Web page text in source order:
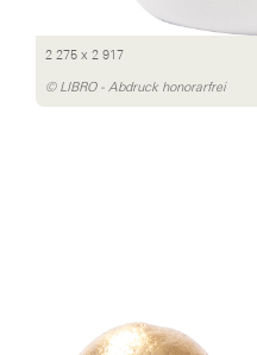
2 275 x 2 917
© LIBRO - Abdruck honorarfrei